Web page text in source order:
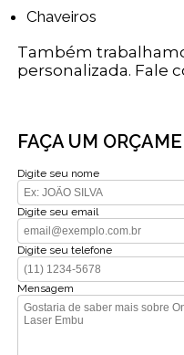
Chaveiros
Também
personalizada. Fale
FAÇA UM
Digite seu nome
Digite seu email
Digite seu telefone
Mensagem